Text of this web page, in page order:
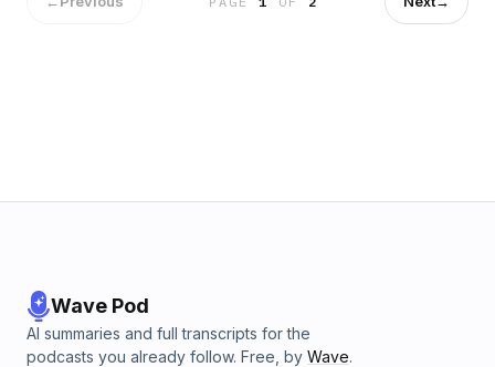
mejorar la comunicación, poner límites sin culpa y crear
Wave Pod
AI summaries and full transcripts for the
podcasts you already follow. Free, by Wave.